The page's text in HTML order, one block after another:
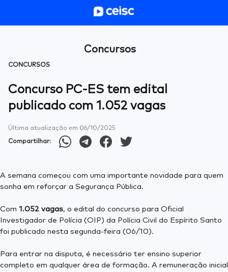
Concursos
CONCURSOS
Concurso PC-ES tem edital
publicado com 1.052 vagas
Última atualização em 06/10/2025
Compartilhar:
A semana começou com uma importante novidade para quem
sonha em reforçar a Segurança Pública.
Com 1.052 vagas, o edital do concurso para Oficial
Investigador de Polícia (OIP) da Polícia Civil do Espírito Santo
foi publicado nesta segunda-feira (06/10).
Para entrar na disputa, é necessário ter ensino superior
completo em qualquer área de formação. A remuneração inicial